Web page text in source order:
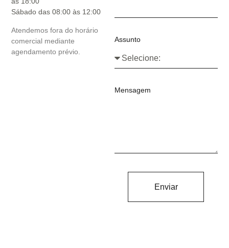
Sábado das 08:00 às 12:00
Atendemos fora do horário
comercial mediante
agendamento prévio.
Assunto
Mensagem
Enviar